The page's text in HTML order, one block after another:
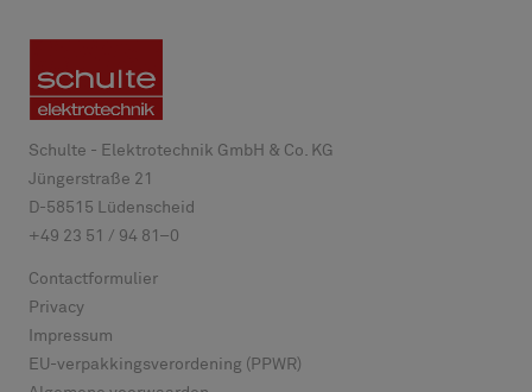
Schulte - Elektrotechnik GmbH & Co. KG
Jüngerstraße 21
D-58515 Lüdenscheid
+49 23 51 / 94 81–0
Contactformulier
Privacy
Impressum
EU-verpakkingsverordening (PPWR)